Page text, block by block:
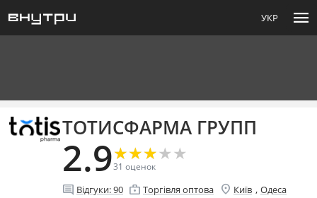
УКР menu
ТОТИСФАРМА ГРУПП
2.9★
★★
★★
★★
★★
★
31 оценок
comment Відгуки:90 enterprise Торгівля оптова location_on Київ , Одеса